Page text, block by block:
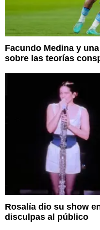
Facundo Medina y
sobre las teorías
Rosalía dio su show
disculpas al público